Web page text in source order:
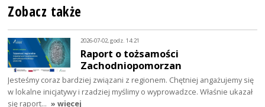
Zobacz także
2026-07-02, godz. 14:21
Raport o tożsamości
Zachodniopomorzan
Jesteśmy coraz bardziej związani z regionem. Chętniej angażujemy się
w lokalne inicjatywy i rzadziej myślimy o wyprowadzce. Właśnie ukazał
się raport… » więcej